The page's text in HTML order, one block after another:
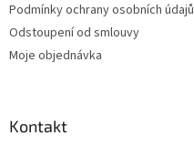
Podmínky ochrany osobních údajů
Odstoupení od smlouvy
Moje objednávka
Kontakt